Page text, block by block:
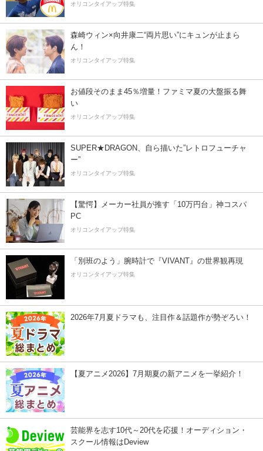
オリコンタイアップ特集
森崎ウィン×向井康二“両片思い”にキュンが止まら
ん！
オリコンタイアップ特集
お値段そのまま45％増量！ファミマ夏の大盤振る舞
い
オリコンタイアップ特集
SUPER★DRAGON、自ら描いた”レトロフューチャ
ー”
オリコンタイアップ特集
【驚愕】メーカー社員が推す「10万円台」神コスパ
PC
オリコンタイアップ特集
「別班のよう」腕時計で『VIVANT』の世界観再現
オリコンタイアップ特集
2026年7月夏ドラマも、注目作＆話題作が勢ぞろい！
【夏アニメ2026】7月期夏の新アニメを一挙紹介！
芸能界を志す10代～20代を応援！オーディション・
スクール情報はDeview